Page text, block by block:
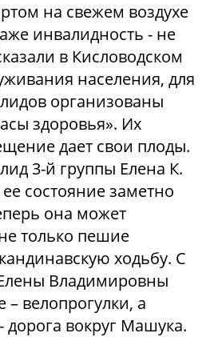
на свежем воздухе
инвалидность - не
в Кисловодском
населения, для
организованы
здоровья». Их
дает свои плоды.
3-й группы Елена К.
состояние заметно
она может
только пешие
ходьбу. С
Владимировны
– велопрогулки, а
вокруг Машука.